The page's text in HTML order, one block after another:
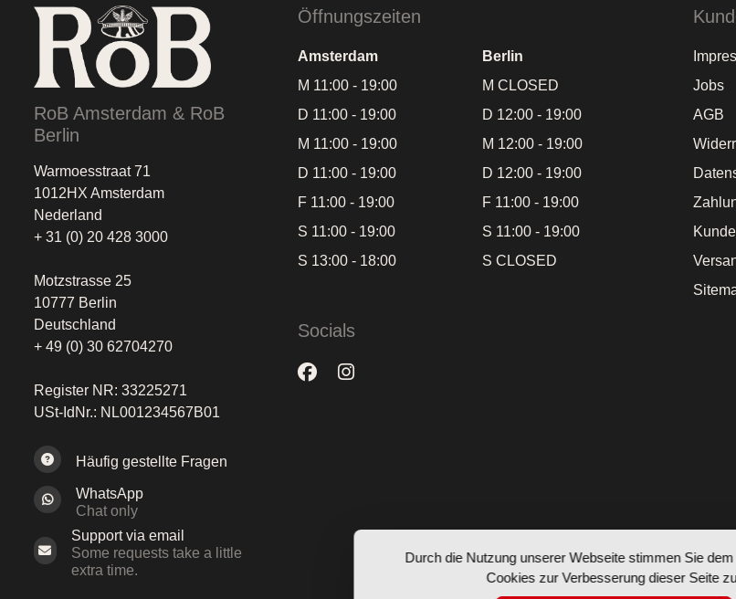
Durch die Nutzung unserer Webseite stimmen Sie
Cookies zur Verbesserung dieser Seite
RoB Amsterdam & RoB
Berlin
Warmoesstraat 71
1012HX Amsterdam
Nederland
+ 31 (0) 20 428 3000
Motzstrasse 25
10777 Berlin
Deutschland
+ 49 (0) 30 62704270
Register NR: 33225271
USt-IdNr.: NL001234567B01
Häufig gestellte Fragen
WhatsApp
Chat only
Support via email
Some requests take a little
extra time.
Öffnungszeiten
Amsterdam
Berlin
M 11:00 - 19:00
D 11:00 - 19:00
M 11:00 - 19:00
D 11:00 - 19:00
F 11:00 - 19:00
S 11:00 - 19:00
S 13:00 - 18:00
M CLOSED
D 12:00 - 19:00
M 12:00 - 19:00
D 12:00 - 19:00
F 11:00 - 19:00
S 11:00 - 19:00
S CLOSED
Socials
Jobs
AGB